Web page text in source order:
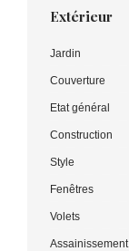
Extérieur
Jardin
Couverture
Etat général
Construction
Style
Fenêtres
Volets
Assainissement